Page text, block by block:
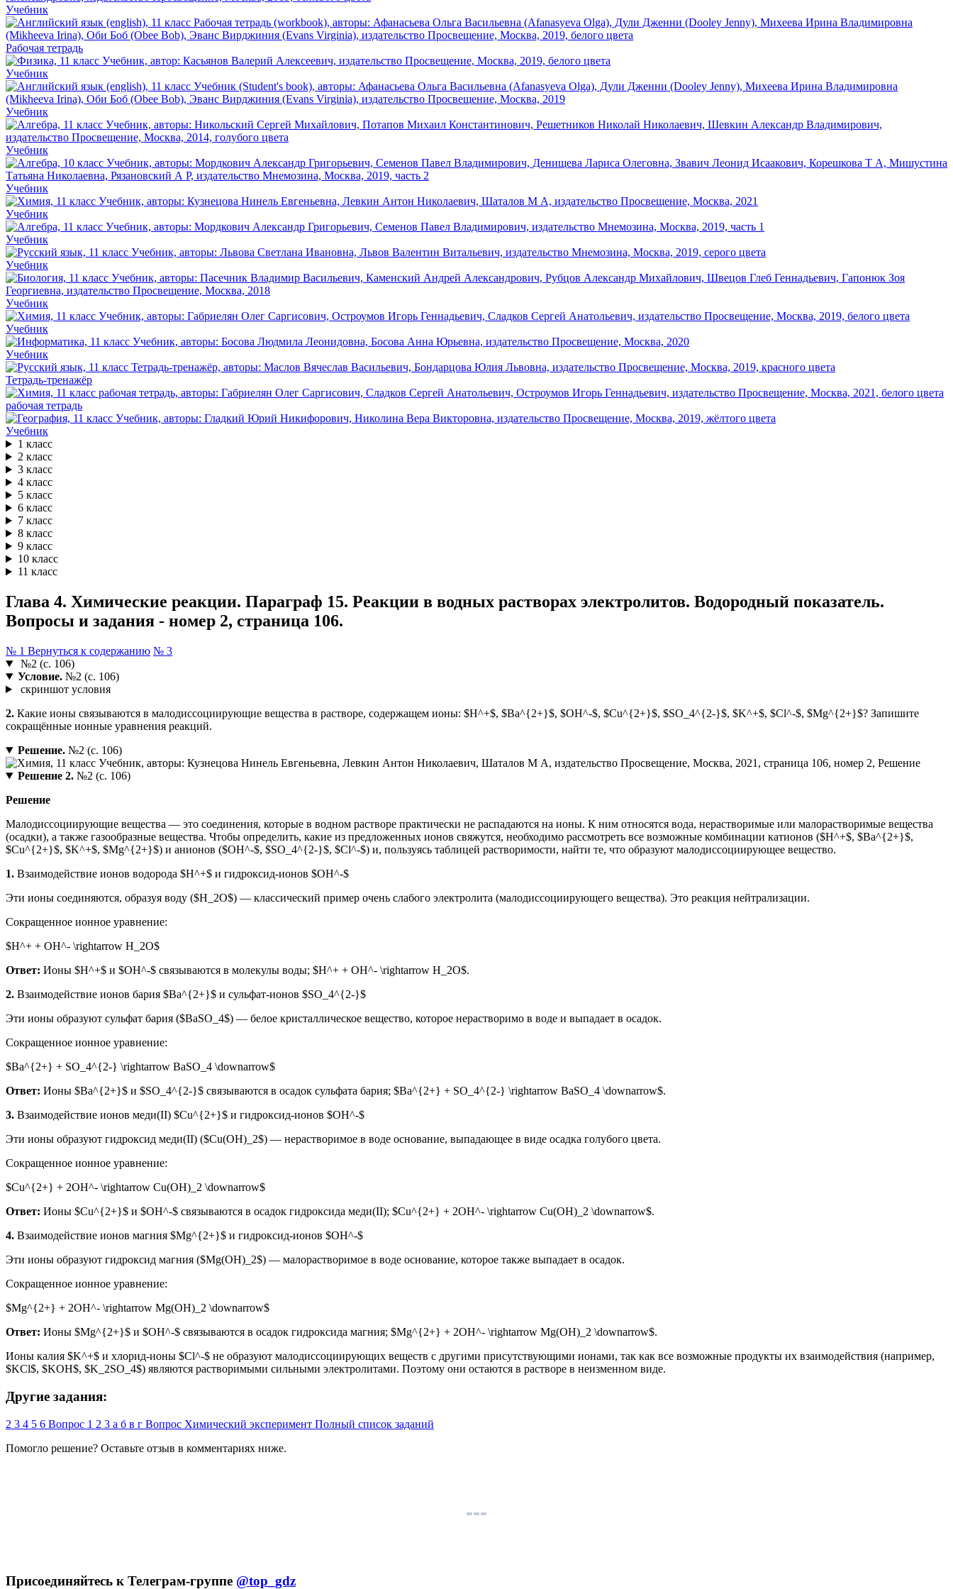
Учебник
Рабочая тетрадь
Учебник
Учебник
Учебник
Учебник
Учебник
Учебник
Учебник
Учебник
Учебник
Учебник
Тетрадь-тренажёр
рабочая тетрадь
Учебник
1 класс
2 класс
3 класс
4 класс
5 класс
6 класс
7 класс
8 класс
9 класс
10 класс
11 класс
Глава 4. Химические реакции. Параграф 15. Реакции в водных растворах электролитов. Водородный показатель.
Вопросы и задания - номер 2, страница 106.
№ 1 Вернуться к содержанию № 3
№2 (с. 106)
Условие.№2 (с. 106)
скриншот условия
2. Какие ионы связываются в малодиссоциирующие вещества в растворе, содержащем ионы: $H^+$, $Ba^{2+}$, $OH^-$, $Cu^{2+}$, $SO_4^{2-}$, $K^+$, $Cl^-$, $Mg^{2+}$? Запишите
сокращённые ионные уравнения реакций.
Решение.№2 (с. 106)
Решение 2.№2 (с. 106)
Решение
Малодиссоциирующие вещества — это соединения, которые в водном растворе практически не распадаются на ионы. К ним относятся вода, нерастворимые или малорастворимые вещества
(осадки), а также газообразные вещества. Чтобы определить, какие из предложенных ионов свяжутся, необходимо рассмотреть все возможные комбинации катионов ($H^+$, $Ba^{2+}$,
$Cu^{2+}$, $K^+$, $Mg^{2+}$) и анионов ($OH^-$, $SO_4^{2-}$, $Cl^-$) и, пользуясь таблицей растворимости, найти те, что образуют малодиссоциирующее вещество.
1. Взаимодействие ионов водорода $H^+$ и гидроксид-ионов $OH^-$
Эти ионы соединяются, образуя воду ($H_2O$) — классический пример очень слабого электролита (малодиссоциирующего вещества). Это реакция нейтрализации.
Сокращенное ионное уравнение:
$H^+ + OH^- \rightarrow H_2O$
Ответ: Ионы $H^+$ и $OH^-$ связываются в молекулы воды; $H^+ + OH^- \rightarrow H_2O$.
2. Взаимодействие ионов бария $Ba^{2+}$ и сульфат-ионов $SO_4^{2-}$
Эти ионы образуют сульфат бария ($BaSO_4$) — белое кристаллическое вещество, которое нерастворимо в воде и выпадает в осадок.
Сокращенное ионное уравнение:
$Ba^{2+} + SO_4^{2-} \rightarrow BaSO_4 \downarrow$
Ответ: Ионы $Ba^{2+}$ и $SO_4^{2-}$ связываются в осадок сульфата бария; $Ba^{2+} + SO_4^{2-} \rightarrow BaSO_4 \downarrow$.
3. Взаимодействие ионов меди(II) $Cu^{2+}$ и гидроксид-ионов $OH^-$
Эти ионы образуют гидроксид меди(II) ($Cu(OH)_2$) — нерастворимое в воде основание, выпадающее в виде осадка голубого цвета.
Сокращенное ионное уравнение:
$Cu^{2+} + 2OH^- \rightarrow Cu(OH)_2 \downarrow$
Ответ: Ионы $Cu^{2+}$ и $OH^-$ связываются в осадок гидроксида меди(II); $Cu^{2+} + 2OH^- \rightarrow Cu(OH)_2 \downarrow$.
4. Взаимодействие ионов магния $Mg^{2+}$ и гидроксид-ионов $OH^-$
Эти ионы образуют гидроксид магния ($Mg(OH)_2$) — малорастворимое в воде основание, которое также выпадает в осадок.
Сокращенное ионное уравнение:
$Mg^{2+} + 2OH^- \rightarrow Mg(OH)_2 \downarrow$
Ответ: Ионы $Mg^{2+}$ и $OH^-$ связываются в осадок гидроксида магния; $Mg^{2+} + 2OH^- \rightarrow Mg(OH)_2 \downarrow$.
Ионы калия $K^+$ и хлорид-ионы $Cl^-$ не образуют малодиссоциирующих веществ с другими присутствующими ионами, так как все возможные продукты их взаимодействия (например,
$KCl$, $KOH$, $K_2SO_4$) являются растворимыми сильными электролитами. Поэтому они остаются в растворе в неизменном виде.
Другие задания:
2 3 4 5 6 Вопрос 1 2 3 а б в г Вопрос Химический эксперимент Полный список заданий
Помогло решение? Оставьте отзыв в комментариях ниже.
Присоединяйтесь к Телеграм-группе @top_gdz